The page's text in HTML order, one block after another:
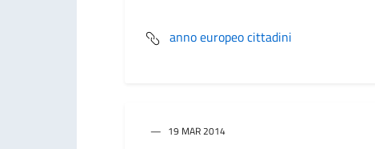
anno europeo cittadini
19 MAR 2014